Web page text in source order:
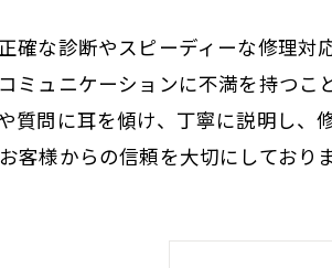
確な診断やスピーディーな修理
ミュニケーションに不満を持つ
質問に耳を傾け、丁寧に説明し
客様からの信頼を大切にしており